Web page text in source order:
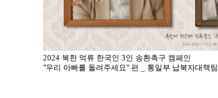
2024 북한 억류 한국인 3인 송환촉구 캠페인
"우리 아빠를 돌려주세요" 편 _ 통일부 납북자대책팀